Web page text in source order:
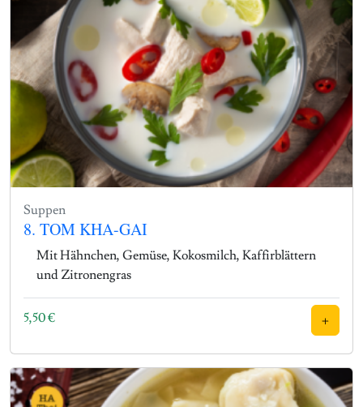
Suppen
8. TOM KHA-GAI
Mit Hähnchen, Gemüse, Kokosmilch, Kaffirblättern
und Zitronengras
5,50€ +